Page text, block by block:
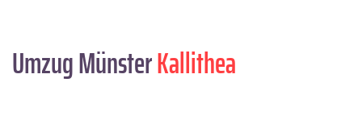
Umzug MünsterKallithea